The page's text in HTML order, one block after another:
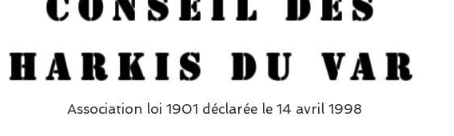
HARKIS DU VAR
Association loi 1901 déclarée le 14 avril 1998